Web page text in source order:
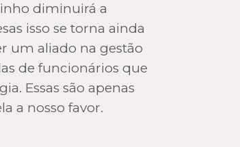
diminuirá a
isso se torna ainda
um aliado na gestão
de funcionários que
Essas são apenas
a nosso favor.